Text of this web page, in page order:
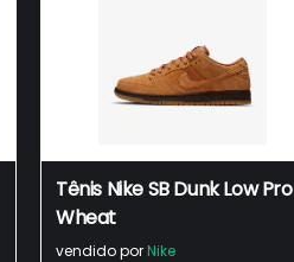
Tênis Nike SB Dunk Low Pro
Wheat
vendido por Nike